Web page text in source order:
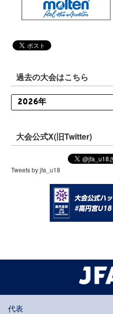
過去の大会はこちら
大会公式X(旧Twitter)
Tweets by jfa_u18
代表